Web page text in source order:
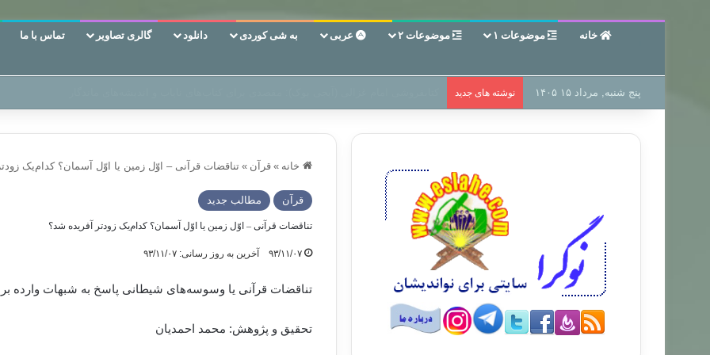
خانه موضوعات ۱ موضوعات ۲ عربی به شی کوردی دانلود گالری تصاویر تماس با ما
پنج شنبه, مرداد ۱۵ ۱۴۰۵ نوشته های جدید
خانه » قرآن » تناقضات قرآنی – اوّل زمین یا اوّل آسمان؟ کدام‌یک
قرآن مطالب جدید
تناقضات قرآنی – اوّل زمین یا اوّل آسمان؟ کدام‌یک زودتر آفریده شد؟
۹۳/۱۱/۰۷ آخرین به روز رسانی: ۹۳/۱۱/۰۷
تناقضات قرآنی یا وسوسه‌های شیطانی پاسخ به شبهات وارده
تحقیق و پژوهش: محمد احمدیان